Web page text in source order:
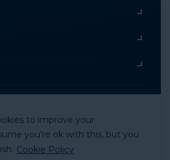
to improve your
you're ok with this, but you
Cookie Policy
Alliance to Homelessness, All
Rights Reserved.